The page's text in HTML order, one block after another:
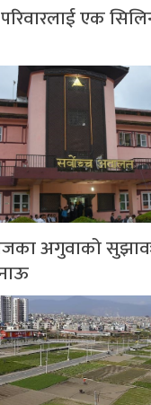
एक
अगुवाको